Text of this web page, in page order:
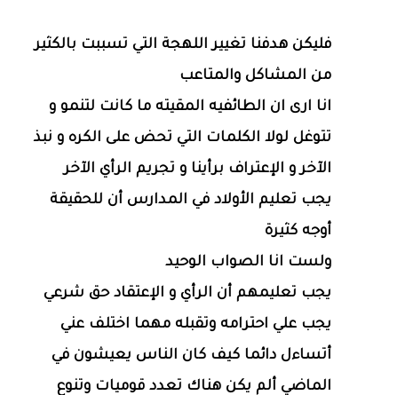
فليكن هدفنا تغيير اللهجة التي تسببت بالكثير
من المشاكل والمتاعب
انا ارى ان الطائفيه المقيته ما كانت لتنمو و
تتوغل لولا الكلمات التي تحض على الكره و نبذ
الآخر و الإعتراف برأينا و تجريم الرأي الآخر
يجب تعليم الأولاد في المدارس أن للحقيقة
أوجه كثيرة
ولست انا الصواب الوحيد
يجب تعليمهم أن الرأي و الإعتقاد حق شرعي
يجب علي احترامه وتقبله مهما اختلف عني
أتساءل دائما كيف كان الناس يعيشون في
الماضي ألم يكن هناك تعدد قوميات وتنوع